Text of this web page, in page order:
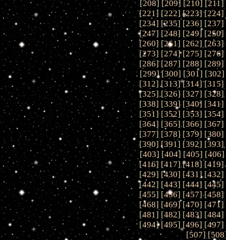
[208] [209] [210] [211]
[221] [222] [223] [224]
[234] [235] [236] [237]
[247] [248] [249] [250]
[260] [261] [262] [263]
[273] [274] [275] [276]
[286] [287] [288] [289]
[299] [300] [301] [302]
[312] [313] [314] [315]
[325] [326] [327] [328]
[338] [339] [340] [341]
[351] [352] [353] [354]
[364] [365] [366] [367]
[377] [378] [379] [380]
[390] [391] [392] [393]
[403] [404] [405] [406]
[416] [417] [418] [419]
[429] [430] [431] [432]
[442] [443] [444] [445]
[455] [456] [457] [458]
[468] [469] [470] [471]
[481] [482] [483] [484]
[494] [495] [496] [497]
[507] [508